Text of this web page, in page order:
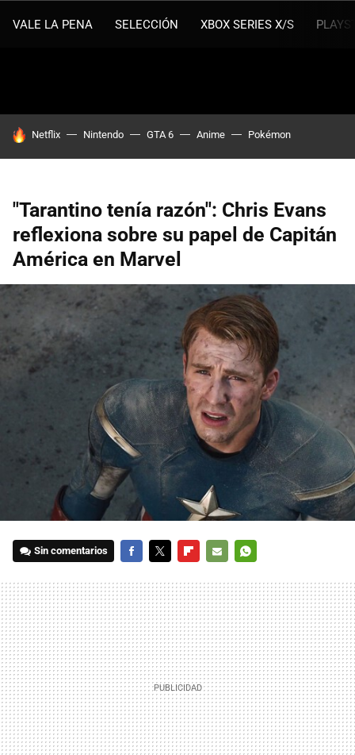
VALE LA PENA SELECCIÓN XBOX SERIES X/S
HOY SE HABLA DE
Netflix Nintendo GTA 6 Anime Pokémon
"Tarantino tenía razón": Chris Evans
reflexiona sobre su papel de Capitán
América en Marvel
Sin comentarios
MAIL